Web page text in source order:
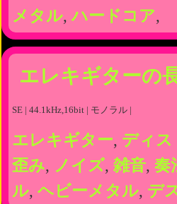
メタル,ハードコア,
エレキギターの
SE | 44.1kHz,16bit | モノラル |
エレキギター, ディス
歪み, ノイズ, 雑音, 奏
ル, ヘビーメタル, デ